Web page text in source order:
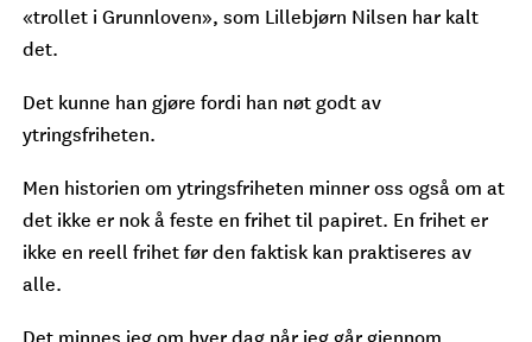
«trollet i Grunnloven», som Lillebjørn Nilsen har kalt
det.
Det kunne han gjøre fordi han nøt godt av
ytringsfriheten.
Men historien om ytringsfriheten minner oss også om at
det ikke er nok å feste en frihet til papiret. En frihet er
ikke en reell frihet før den faktisk kan praktiseres av
alle.
Det minnes jeg om hver dag når jeg går gjennom